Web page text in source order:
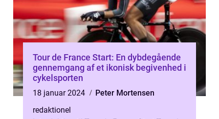
Tour de France Start: En dybdegående
gennemgang af et ikonisk begivenhed i
cykelsporten
18 januar 2024
Peter Mortensen
redaktionel